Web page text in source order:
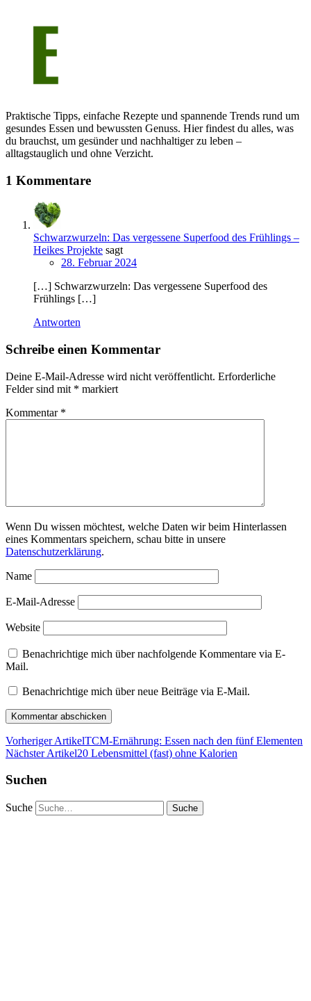
Praktische Tipps, einfache Rezepte und spannende Trends rund um
gesundes Essen und bewussten Genuss. Hier findest du alles, was
du brauchst, um gesünder und nachhaltiger zu leben –
alltagstauglich und ohne Verzicht.
1 Kommentare
Schwarzwurzeln: Das vergessene Superfood des Frühlings –
Heikes Projekte sagt
28. Februar 2024
[…] Schwarzwurzeln: Das vergessene Superfood des
Frühlings […]
Antworten
Schreibe einen Kommentar
Deine E-Mail-Adresse wird nicht veröffentlicht. Erforderliche
Felder sind mit * markiert
Kommentar *
Wenn Du wissen möchtest, welche Daten wir beim Hinterlassen
eines Kommentars speichern, schau bitte in unsere
Datenschutzerklärung.
Name
E-Mail-Adresse
Website
Benachrichtige mich über nachfolgende Kommentare via E-
Mail.
Benachrichtige mich über neue Beiträge via E-Mail.
Vorheriger ArtikelTCM-Ernährung: Essen nach den fünf Elementen
Nächster Artikel20 Lebensmittel (fast) ohne Kalorien
Suchen
Suche